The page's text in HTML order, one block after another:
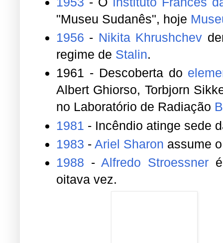
"Museu Sudanês", hoje
1956 - Nikita Khrushchev
regime de Stalin.
1961 - Descoberta do
Albert Ghiorso, Torbjorn
no Laboratório de Radiação
1981 - Incêndio atinge sede
1983 - Ariel Sharon assume
1988 -Alfredo Stroessner
oitava vez.